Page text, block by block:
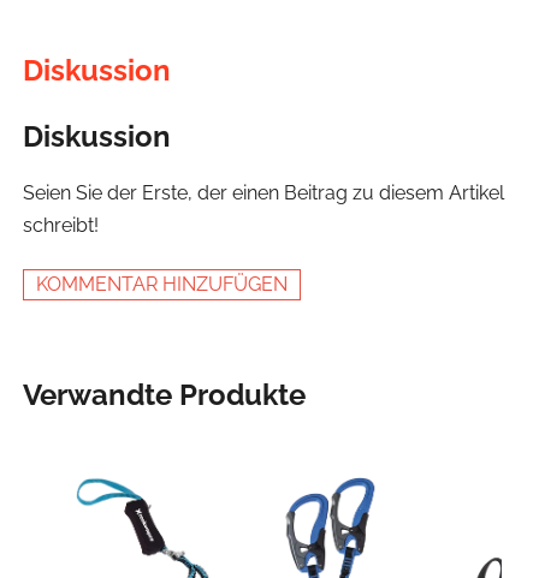
Diskussion
Diskussion
Seien Sie der Erste, der einen Beitrag zu diesem Artikel
schreibt!
KOMMENTAR HINZUFÜGEN
Verwandte Produkte